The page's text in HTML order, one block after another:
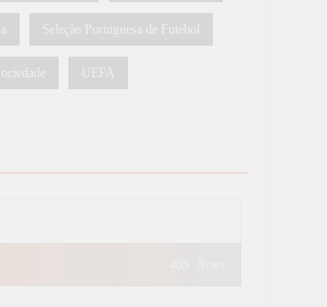
Seleção Portuguesa de Futebol
UEFA